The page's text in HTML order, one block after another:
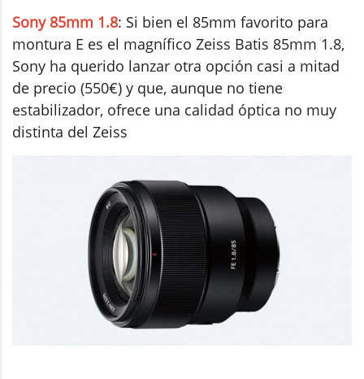
Sony 85mm 1.8: Si bien el 85mm favorito para
montura E es el magnífico Zeiss Batis 85mm 1.8,
Sony ha querido lanzar otra opción casi a mitad
de precio (550€) y que, aunque no tiene
estabilizador, ofrece una calidad óptica no muy
distinta del Zeiss